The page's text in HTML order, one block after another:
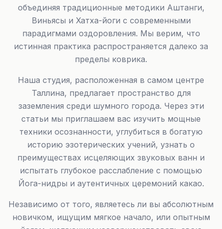
объединяя традиционные методики Аштанги,
Виньясы и Хатха-йоги с современными
парадигмами оздоровления. Мы верим, что
истинная практика распространяется далеко за
пределы коврика.
Наша студия, расположенная в самом центре
Таллина, предлагает пространство для
заземления среди шумного города. Через эти
статьи мы приглашаем вас изучить мощные
техники осознанности, углубиться в богатую
историю эзотерических учений, узнать о
преимуществах исцеляющих звуковых ванн и
испытать глубокое расслабление с помощью
Йога-нидры и аутентичных церемоний какао.
Независимо от того, являетесь ли вы абсолютным
новичком, ищущим мягкое начало, или опытным